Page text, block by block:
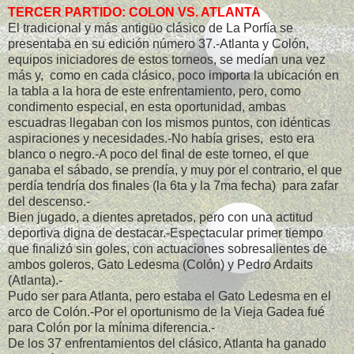
TERCER PARTIDO: COLON VS. ATLANTA
El tradicional y más antigüo clásico de La Porfía se
presentaba en su edición número 37.-Atlanta y Colón,
equipos iniciadores de estos torneos, se medían una vez
más y, como en cada clásico, poco importa la ubicación en
la tabla a la hora de este enfrentamiento, pero, como
condimento especial, en esta oportunidad, ambas
escuadras llegaban con los mismos puntos, con idénticas
aspiraciones y necesidades.-No había grises, esto era
blanco o negro.-A poco del final de este torneo, el que
ganaba el sábado, se prendía, y muy por el contrario, el que
perdía tendría dos finales (la 6ta y la 7ma fecha) para zafar
del descenso.-
Bien jugado, a dientes apretados, pero con una actitud
deportiva digna de destacar.-Espectacular primer tiempo
que finalizó sin goles, con actuaciones sobresalientes de
ambos goleros, Gato Ledesma (Colón) y Pedro Ardaits
(Atlanta).-
Pudo ser para Atlanta, pero estaba el Gato Ledesma en el
arco de Colón.-Por el oportunismo de la Vieja Gadea fué
para Colón por la mínima diferencia.-
De los 37 enfrentamientos del clásico, Atlanta ha ganado